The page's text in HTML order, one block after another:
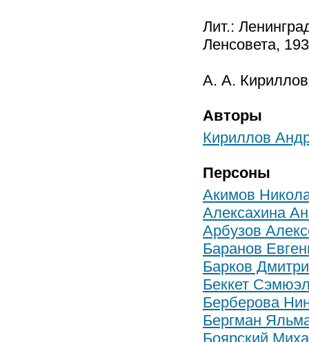
Лит.:
Ленсовета,
А. А.
Авторы
Кириллов
Персоны
Акимов
Алексахина
Арбузов
Баранов
Барков
Беккет
Берберова
Бергман
Боярский